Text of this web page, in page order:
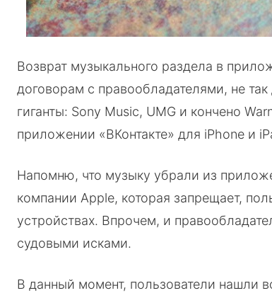
Возврат музыкального раздела в
договорам с правообладателями, не
гиганты: Sony Music, UMG и кончено
приложении «ВКонтакте» для iPhone и
Напомню, что музыку убрали из
компании Apple, которая запрещает,
устройствах. Впрочем, и
судовыми исками.
В данный момент, пользователи нашли